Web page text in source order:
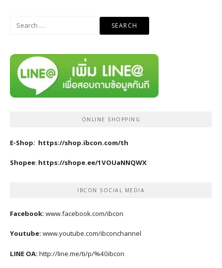
Search
ONLINE SHOPPING
E-Shop: https://shop.ibcon.com/th
Shopee: https://shope.ee/1VOUaNNQWX
IBCON SOCIAL MEDIA
Facebook: www.facebook.com/ibcon
Youtube: www.youtube.com/ibconchannel
LINE OA: http://line.me/ti/p/%40ibcon